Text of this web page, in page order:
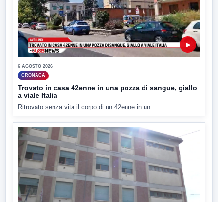
▶
6 AGOSTO 2026
CRONACA
Trovato in casa 42enne in una pozza di sangue, giallo
a viale Italia
Ritrovato senza vita il corpo di un 42enne in un...